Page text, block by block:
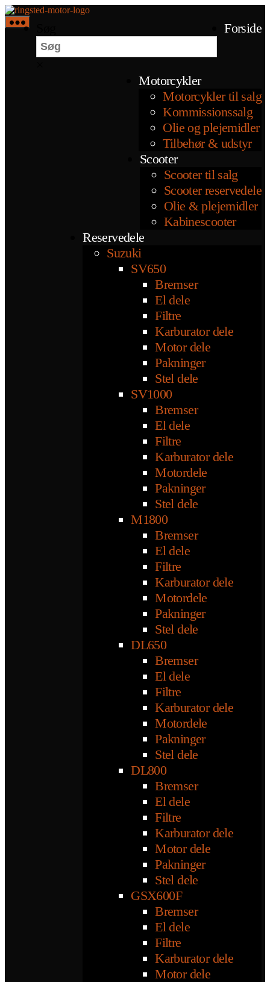
Spring
til
indholdet
Ringsted
Forside
Motorcykler
Motorcykler til salg
Kommissionssalg
Olie og plejemidler
Tilbehør & udstyr
Scooter
Scooter til salg
Scooter reservedele
Olie & plejemidler
Kabinescooter
Reservedele
Suzuki
SV650
Bremser
El dele
Filtre
Karburator dele
Motor dele
Pakninger
Stel dele
SV1000
Bremser
El dele
Filtre
Karburator dele
Motordele
Pakninger
Stel dele
M1800
Bremser
El dele
Filtre
Karburator dele
Motordele
Pakninger
Stel dele
DL650
Bremser
El dele
Filtre
Karburator dele
Motordele
Pakninger
Stel dele
DL800
Bremser
El dele
Filtre
Karburator dele
Motor dele
Pakninger
Stel dele
GSX600F
Bremser
El dele
Filtre
Karburator dele
Motor dele